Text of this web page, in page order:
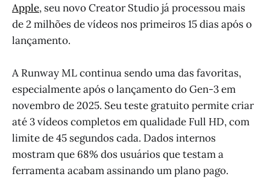
Apple, seu novo Creator Studio já processou mais
de 2 milhões de vídeos nos primeiros 15 dias após o
lançamento.
A Runway ML continua sendo uma das favoritas,
especialmente após o lançamento do Gen-3 em
novembro de 2025. Seu teste gratuito permite criar
até 3 vídeos completos em qualidade Full HD, com
limite de 45 segundos cada. Dados internos
mostram que 68% dos usuários que testam a
ferramenta acabam assinando um plano pago.